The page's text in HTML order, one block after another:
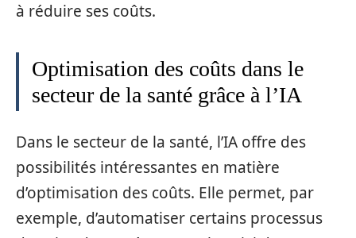
à réduire ses coûts.
Optimisation des coûts dans le
secteur de la santé grâce à l’IA
Dans le secteur de la santé, l’IA offre des
possibilités intéressantes en matière
d’optimisation des coûts. Elle permet, par
exemple, d’automatiser certains processus